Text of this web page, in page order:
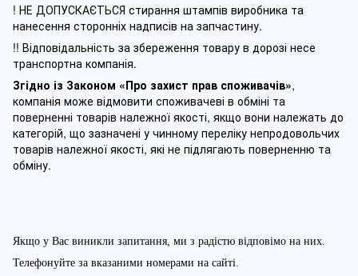
! НЕ ДОПУСКАЄТЬСЯ стирання штампів виробника та
нанесення сторонніх надписів на запчастину.
!! Відповідальність за збереження товару в дорозі несе
транспортна компанія.
Згідно із Законом «Про захист прав споживачів»,
компанія може відмовити споживачеві в обміні та
поверненні товарів належної якості, якщо вони належать до
категорій, що зазначені у чинному переліку непродовольчих
товарів належної якості, які не підлягають поверненню та
обміну.
Якщо у Вас виникли запитання, ми з радістю відповімо на них.
Телефонуйте за вказаними номерами на сайті.